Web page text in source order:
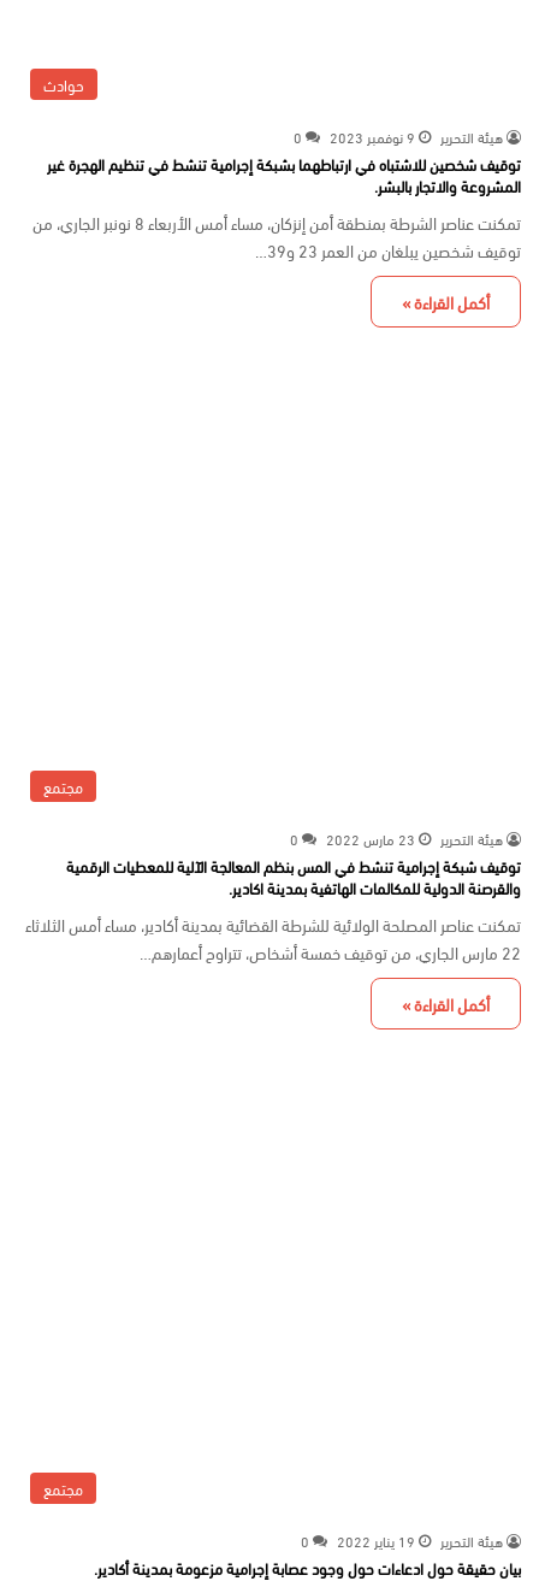
حوادث
هيئة التحرير 9 نوفمبر 2023 0
توقيف شخصين للاشتباه في ارتباطهما بشبكة إجرامية تنشط في تنظيم الهجرة غير
المشروعة والاتجار بالبشر.
تمكنت عناصر الشرطة بمنطقة أمن إنزكان، مساء أمس الأربعاء 8 نونبر الجاري، من
توقيف شخصين يبلغان من العمر 23 و39…
أكمل القراءة »
مجتمع
هيئة التحرير 23 مارس 2022 0
توقيف شبكة إجرامية تنشط في المس بنظم المعالجة الآلية للمعطيات الرقمية
والقرصنة الدولية للمكالمات الهاتفية بمدينة اكادير.
تمكنت عناصر المصلحة الولائية للشرطة القضائية بمدينة أكادير، مساء أمس الثلاثاء
22 مارس الجاري، من توقيف خمسة أشخاص، تتراوح أعمارهم…
أكمل القراءة »
مجتمع
هيئة التحرير 19 يناير 2022 0
بيان حقيقة حول ادعاءات حول وجود عصابة إجرامية مزعومة بمدينة أكادير.